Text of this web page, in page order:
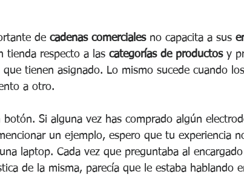
de cadenas comerciales no capacita a sus
tienda respecto a las categorías de productos y
tienen asignado. Lo mismo sucede cuando
a otro.
botón. Si alguna vez has comprado algún
un ejemplo, espero que tu experiencia
laptop. Cada vez que preguntaba al
de la misma, parecía que le estaba hablando